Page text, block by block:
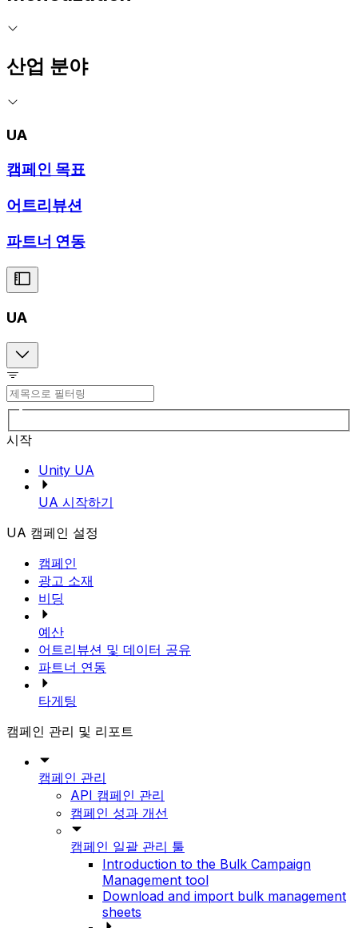
산업 분야
UA
캠페인 목표
어트리뷰션
파트너 연동
UA
시작
Unity UA
UA 시작하기
UA 캠페인 설정
캠페인
광고 소재
비딩
예산
어트리뷰션 및 데이터 공유
파트너 연동
타게팅
캠페인 관리 및 리포트
캠페인 관리
API 캠페인 관리
캠페인 성과 개선
캠페인 일괄 관리 툴
Introduction to the Bulk Campaign
Management tool
Download and import bulk management
sheets